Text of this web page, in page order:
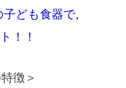
子ども食器で,
！！
徴＞